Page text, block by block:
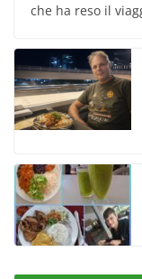
che ha reso il